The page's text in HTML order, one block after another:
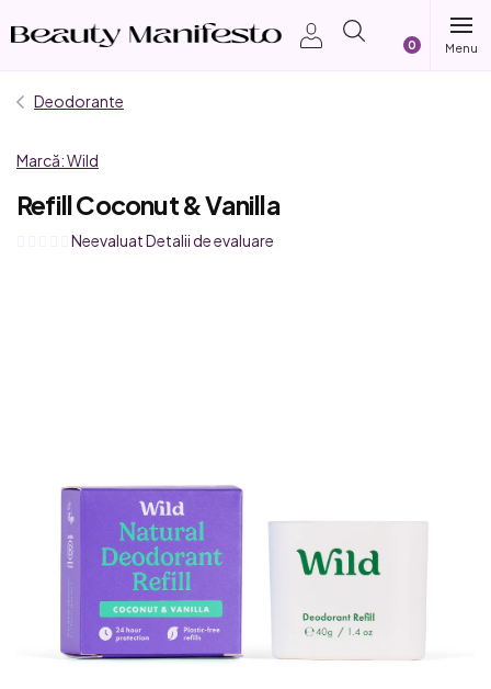
Deodorante
Marcă:Wild
Refill Coconut & Vanilla
Evaluarea
NeevaluatDetalii de evaluare